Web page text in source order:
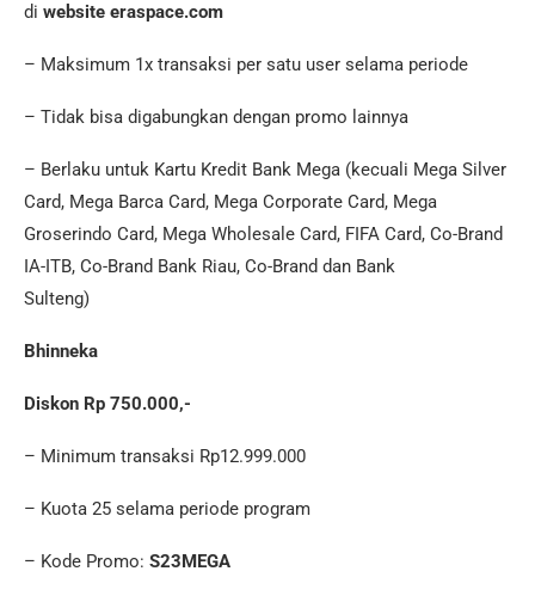
di website eraspace.com
– Maksimum 1x transaksi per satu user selama periode
– Tidak bisa digabungkan dengan promo lainnya
– Berlaku untuk Kartu Kredit Bank Mega (kecuali Mega Silver
Card, Mega Barca Card, Mega Corporate Card, Mega
Groserindo Card, Mega Wholesale Card, FIFA Card, Co-Brand
IA-ITB, Co-Brand Bank Riau, Co-Brand dan Bank
Sulteng)
Bhinneka
Diskon Rp 750.000,-
– Minimum transaksi Rp12.999.000
– Kuota 25 selama periode program
– Kode Promo: S23MEGA